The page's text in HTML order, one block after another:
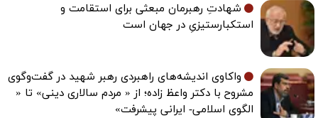
شهادتِ رهبرمان مبعثی برای استقامت و
استکبارستیزیِ در جهان است
واکاوی اندیشه‌های راهبردی رهبر شهید در گفت‌وگوی
مشروح با دکتر واعظ زاده؛ از « مردم سالاری دینی» تا «
الگوی اسلامی- ایرانی پیشرفت»